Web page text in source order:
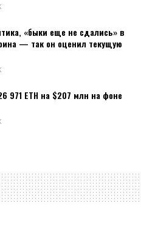
«быки еще не сдались» в
— так он оценил текущую
971 ETH на $207 млн на фоне